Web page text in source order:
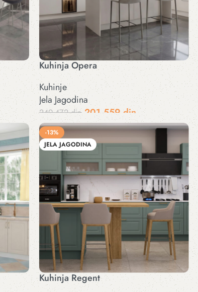
Kuhinja Opera
Kuhinje
Jela Jagodina
249.472din 201.559 din
Dodaj u korpu
-13%
JELA JAGODINA
Kuhinja Regent